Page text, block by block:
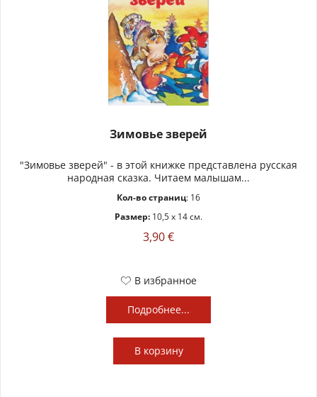
Зимовье зверей
"Зимовье зверей" - в этой книжке представлена русская
народная сказка. Читаем малышам...
Кол-во страниц: 16
Размер: 10,5 x 14 см.
3,90 €
В избранное
Подробнее...
В корзину